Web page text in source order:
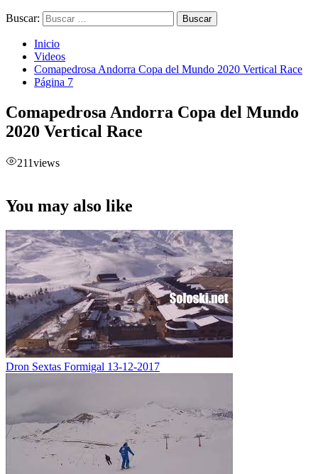
Buscar:
Inicio
Videos
Comapedrosa Andorra Copa del Mundo 2020 Vertical Race
Página 7
Comapedrosa Andorra Copa del Mundo
2020 Vertical Race
211views
You may also like
Dron Sextas Formigal 13-12-2017